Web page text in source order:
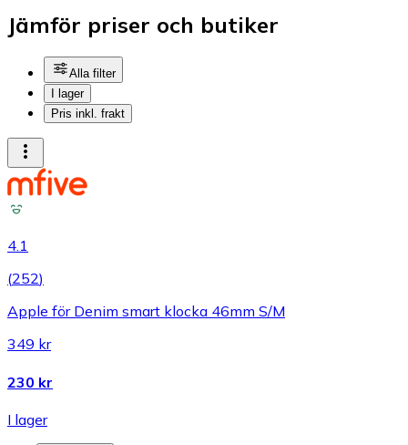
Jämför priser och butiker
Alla filter
I lager
Pris inkl. frakt
4.1
(252)
Apple för Denim smart klocka 46mm S/M
349 kr
230 kr
I lager